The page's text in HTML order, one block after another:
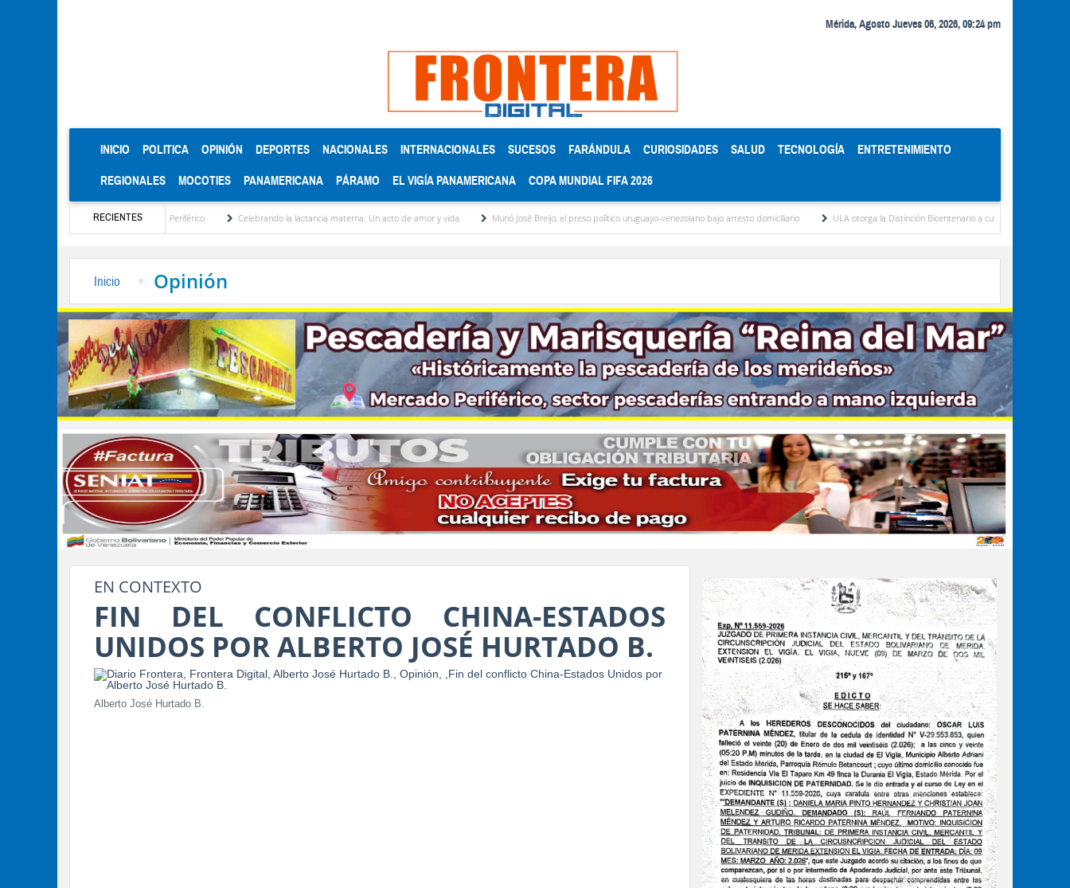
Mérida, Agosto Jueves 06, 2026, 09:24 pm
INICIO (CURRENT)
POLITICA OPINIÓN DEPORTES NACIONALES INTERNACIONALES SUCESOS FARÁNDULA CURIOSIDADES SALUD TECNOLOGÍA ENTRETENIMIENTO
REGIONALES MOCOTIES PANAMERICANA PÁRAMO EL VIGÍA PANAMERICANA COPA MUNDIAL FIFA 2026
RECIENTES
del Mercado Periférico Celebrando la lactancia materna: Un acto de amor y vida Murió José Breijo, el preso político uruguayo-venezolano bajo arresto domiciliario ULA otorga la Distinción Bicentenario a cuerpos de rescate y socorristas
Inicio Opinión
EN CONTEXTO
FIN DEL CONFLICTO CHINA-ESTADOS
UNIDOS POR ALBERTO JOSÉ HURTADO B.
Alberto José Hurtado B.